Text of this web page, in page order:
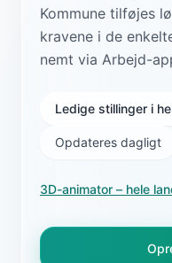
Kommune tilføjes
kravene i de
nemt via Arbejd-
Ledige stillinger i
Opdateres dagligt
3D-animator – hele